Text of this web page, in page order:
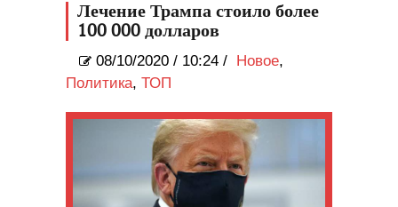
Лечение Трампа стоило более
100 000 долларов
08/10/2020 / 10:24 / Новое,
Политика, ТОП